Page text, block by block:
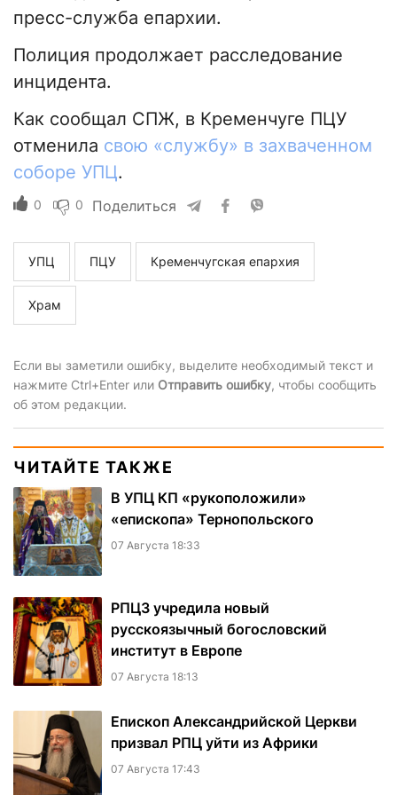
пресс-служба епархии.
Полиция продолжает расследование
инцидента.
Как сообщал СПЖ, в Кременчуге ПЦУ
отменила свою «службу» в захваченном
соборе УПЦ.
0 0 Поделиться
УПЦ ПЦУ Кременчугская епархия
Храм
Если вы заметили ошибку, выделите необходимый текст и
нажмите Ctrl+Enter или Отправить ошибку, чтобы сообщить
об этом редакции.
ЧИТАЙТЕ ТАКЖЕ
В УПЦ КП «рукоположили»
«епископа» Тернопольского
07 Августа 18:33
РПЦЗ учредила новый
русскоязычный богословский
институт в Европе
07 Августа 18:13
Епископ Александрийской Церкви
призвал РПЦ уйти из Африки
07 Августа 17:43